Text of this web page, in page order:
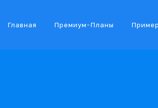
Главная Премиум-Планы